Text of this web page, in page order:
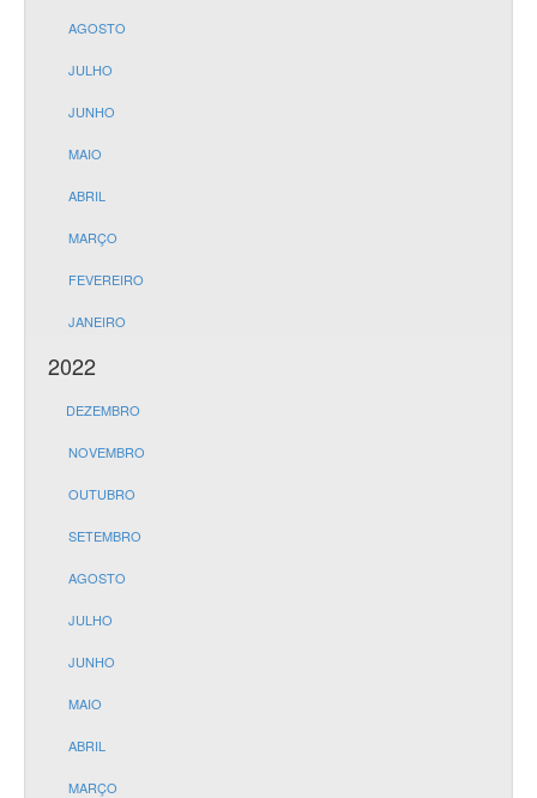
AGOSTO
JULHO
JUNHO
MAIO
ABRIL
MARÇO
FEVEREIRO
JANEIRO
2022
DEZEMBRO
NOVEMBRO
OUTUBRO
SETEMBRO
AGOSTO
JULHO
JUNHO
MAIO
ABRIL
MARÇO